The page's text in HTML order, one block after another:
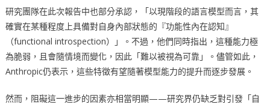
研究團隊在此次報告中也部分承認，「以現階段的語言模型而言，其
確實在某種程度上具備對自身內部狀態的『功能性內在認知』
（functional introspection）」。不過，他們同時指出，這種能力極
為脆弱，且會隨情境而變化，因此「難以被視為可靠」。儘管如此，
Anthropic仍表示，這些特徵有望隨著模型能力的提升而逐步發展。
然而，阻礙這一進步的因素亦相當明顯——研究界仍缺乏對引發「自